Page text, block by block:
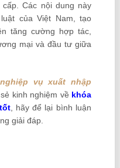
Các nội dung này
của Việt Nam, tạo
tăng cường hợp tác,
mại và đầu tư giữa
nghiệp vụ xuất nhập
kinh nghiệm về khóa
, hãy để lại bình luận
giải đáp.